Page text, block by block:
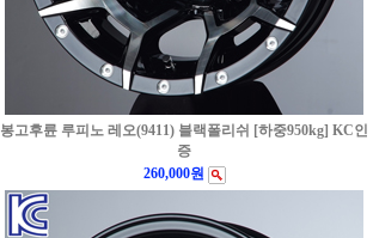
봉고후륜 루피노 레오(9411) 블랙폴리쉬 [하중950kg] KC인
증
260,000원